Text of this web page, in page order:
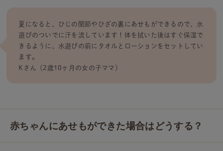
夏になると、ひじの関節やひざの裏にあせもができるので、水
遊びのついでに汗を流しています！体を拭いた後はすぐ保湿で
きるように、水遊びの前にタオルとローションをセットしてい
ます。
Kさん（2歳10ヶ月の女の子ママ）
赤ちゃんにあせもができた場合はどうする？